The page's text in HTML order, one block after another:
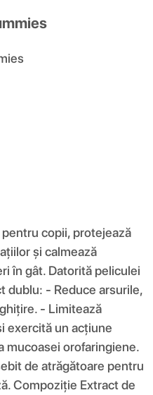
copii, protejează
și calmează
în gât. Datorită peliculei
dublu: - Reduce arsurile,
- Limitează
exercită un acțiune
mucoasei orofaringiene.
de atrăgătoare pentru
Compoziţie Extract de